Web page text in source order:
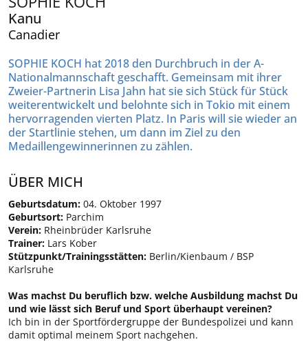
Kanu
Canadier
SOPHIE KOCH hat 2018 den Durchbruch in der A-
Nationalmannschaft geschafft. Gemeinsam mit ihrer
Zweier-Partnerin Lisa Jahn hat sie sich Stück für Stück
weiterentwickelt und belohnte sich in Tokio mit einem
hervorragenden vierten Platz. In Paris will sie wieder an
der Startlinie stehen, um dann im Ziel zu den
Medaillengewinnerinnen zu zählen.
ÜBER MICH
Geburtsdatum: 04. Oktober 1997
Geburtsort: Parchim
Verein: Rheinbrüder Karlsruhe
Trainer: Lars Kober
Stützpunkt/Trainingsstätten: Berlin/Kienbaum / BSP
Karlsruhe
Was machst Du beruflich bzw. welche Ausbildung machst Du
und wie lässt sich Beruf und Sport überhaupt vereinen?
Ich bin in der Sportfördergruppe der Bundespolizei und kann
damit optimal meinem Sport nachgehen.